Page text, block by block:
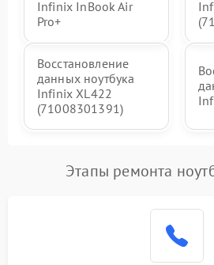
Infinix InBook Air
Pro+
Восстановление
данных ноутбука
Infinix XL422
(71008301391)
Этапы ремонта